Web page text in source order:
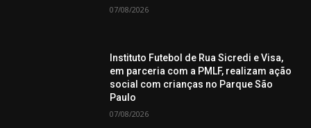
07/08/2026
Instituto Futebol de Rua Sicredi e Visa,
em parceria com a PMLF, realizam ação
social com crianças no Parque São
Paulo
07/08/2026